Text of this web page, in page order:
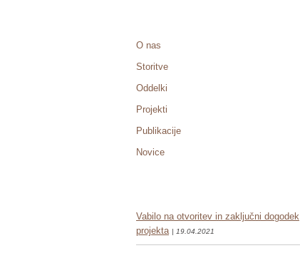
O nas
Storitve
Oddelki
Projekti
Publikacije
Novice
Vabilo na otvoritev in zaključni dogodek
projekta | 19.04.2021